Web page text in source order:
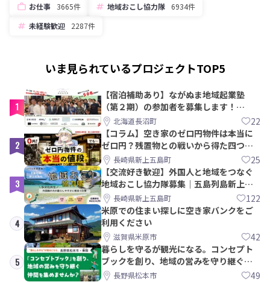
お仕事 3665件 地域おこし協力隊
6934件
未経験歓迎
2287件
いま見られているプロジェクトTOP5
1
【宿泊補助あり】ながぬま地域起業塾
（第２期）の参加者を募集します！
【8/21〆】
北海道長沼町 22
2
【コラム】空き家のゼロ円物件は本当に
ゼロ円？残置物との戦いから得た四つの
教訓｜新上五島町
長崎県新上五島町 25
3
【交流好き歓迎】外国人と地域をつなぐ
地域おこし協力隊募集｜五島列島新上五
島町長崎県新上五島町 122
4
米原での住まい探しに空き家バンクをご
利用ください
滋賀県米原市 42
5
暮らしを守るが観光になる。コンセプト
ブックを創り、地域の営みを守り継ぐ仲
間を集めませんか？
長野県松本市 49